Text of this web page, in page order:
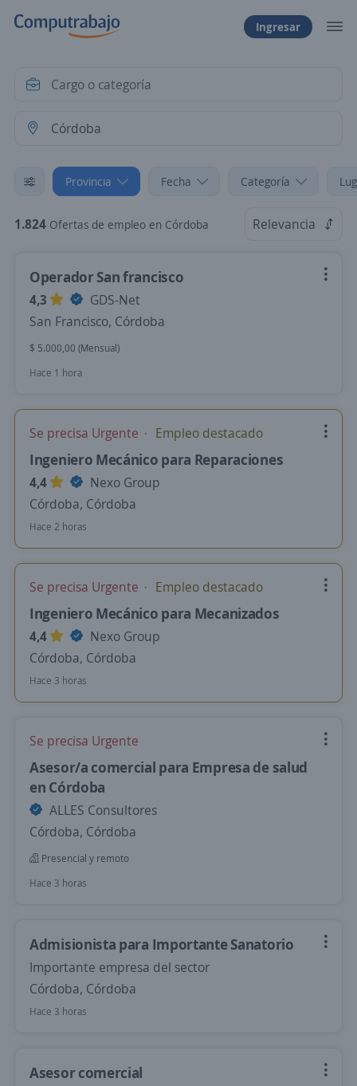
Ingresar
Provincia Fecha Categoría
1.824 Ofertas de empleo en Córdoba Relevancia
Operador San francisco
4,3
GDS-Net
San Francisco, Córdoba
$ 5.000,00 (Mensual)
Hace 1 hora
Se precisa Urgente Empleo destacado
Ingeniero Mecánico para Reparaciones
4,4
Nexo Group
Córdoba, Córdoba
Hace 2 horas
Se precisa Urgente Empleo destacado
Ingeniero Mecánico para Mecanizados
4,4
Nexo Group
Córdoba, Córdoba
Hace 3 horas
Se precisa Urgente
Asesor/a comercial para Empresa de salud
en Córdoba
ALLES Consultores
Córdoba, Córdoba
Presencial y remoto
Hace 3 horas
Admisionista para Importante Sanatorio
Importante empresa del sector
Córdoba, Córdoba
Hace 3 horas
Asesor comercial